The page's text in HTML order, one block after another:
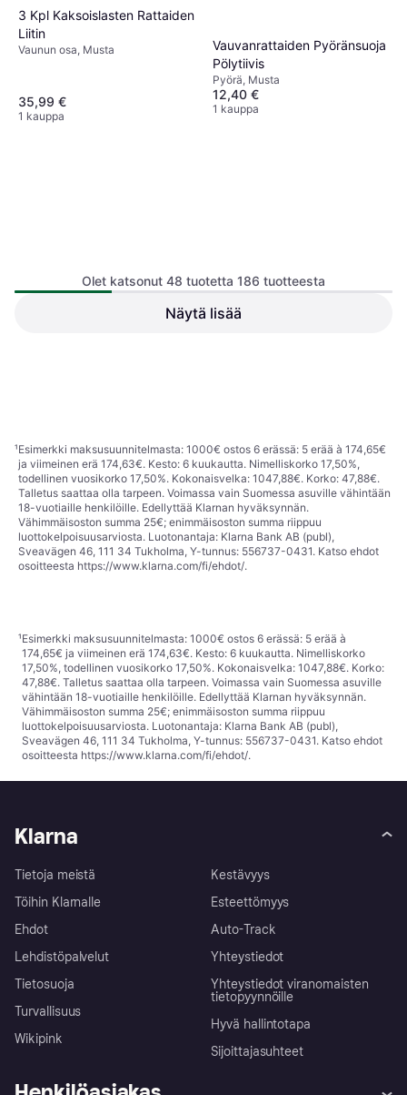
3 Kpl Kaksoislasten Rattaiden
Liitin
Vaunun osa, Musta
35,99 €
1 kauppa
Vauvanrattaiden Pyöränsuoja
Pölytiivis
Pyörä, Musta
12,40 €
1 kauppa
Jatkettava Kahva Hailrail
Olet katsonut 48 tuotetta 186 tuotteesta
Näytä lisää
¹Esimerkki maksusuunnitelmasta: 1000€ ostos 6 erässä: 5 erää à 174,65€
ja viimeinen erä 174,63€. Kesto: 6 kuukautta. Nimelliskorko 17,50%,
todellinen vuosikorko 17,50%. Kokonaisvelka: 1047,88€. Korko: 47,88€.
Talletus saattaa olla tarpeen. Voimassa vain Suomessa asuville vähintään
18-vuotiaille henkilöille. Edellyttää Klarnan hyväksynnän.
Vähimmäisoston summa 25€; enimmäisoston summa riippuu
luottokelpoisuusarviosta. Luotonantaja: Klarna Bank AB (publ),
Sveavägen 46, 111 34 Tukholma, Y-tunnus: 556737-0431. Katso ehdot
osoitteesta https://www.klarna.com/fi/ehdot/.
¹Esimerkki maksusuunnitelmasta: 1000€ ostos 6 erässä: 5 erää à
174,65€ ja viimeinen erä 174,63€. Kesto: 6 kuukautta. Nimelliskorko
17,50%, todellinen vuosikorko 17,50%. Kokonaisvelka: 1047,88€. Korko:
47,88€. Talletus saattaa olla tarpeen. Voimassa vain Suomessa asuville
vähintään 18-vuotiaille henkilöille. Edellyttää Klarnan hyväksynnän.
Vähimmäisoston summa 25€; enimmäisoston summa riippuu
luottokelpoisuusarviosta. Luotonantaja: Klarna Bank AB (publ),
Sveavägen 46, 111 34 Tukholma, Y-tunnus: 556737-0431. Katso ehdot
osoitteesta https://www.klarna.com/fi/ehdot/.
Klarna
Tietoja meistä
Töihin Klarnalle
Ehdot
Lehdistöpalvelut
Tietosuoja
Turvallisuus
Wikipink
Kestävyys
Esteettömyys
Auto-Track
Yhteystiedot
Yhteystiedot viranomaisten
tietopyynnöille
Hyvä hallintotapa
Sijoittajasuhteet